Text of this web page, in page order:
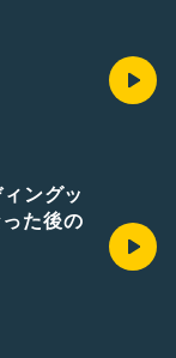
ングッ
た後の